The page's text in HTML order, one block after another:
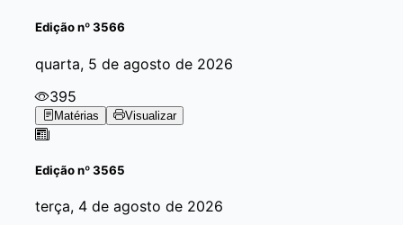
Ediçãonº 3566
quarta, 5 de agosto de 2026
395
Matérias Visualizar
Ediçãonº 3565
terça, 4 de agosto de 2026